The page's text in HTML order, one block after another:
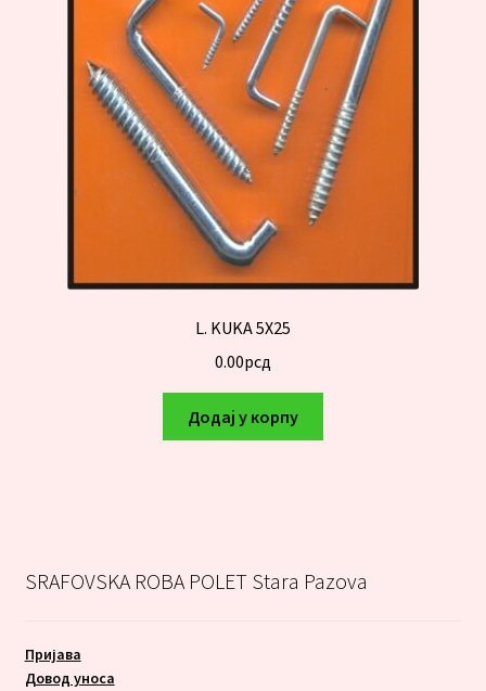
L. KUKA 5X25
0.00рсд
Додај у корпу
SRAFOVSKA ROBA POLET Stara Pazova
Пријава
Довод уноса